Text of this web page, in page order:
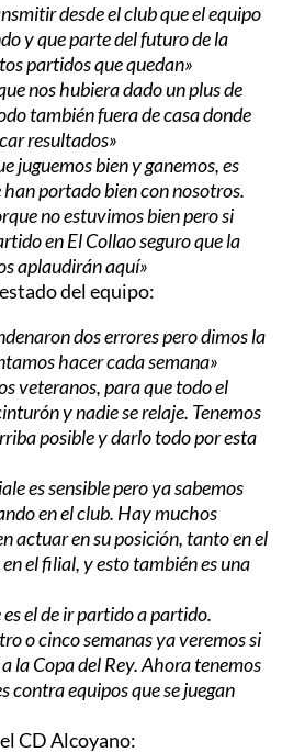
desde el club que el equipo
y que parte del futuro de la
partidos que quedan»
nos hubiera dado un plus de
también fuera de casa donde
resultados»
juguemos bien y ganemos, es
han portado bien con nosotros.
no estuvimos bien pero si
en El Collao seguro que la
aplaudirán aquí»
del equipo:
dos errores pero dimos la
hacer cada semana»
veteranos, para que todo el
y nadie se relaje. Tenemos
posible y darlo todo por esta
es sensible pero ya sabemos
en el club. Hay muchos
actuar en su posición, tanto en el
el filial, y esto también es una
el de ir partido a partido.
o cinco semanas ya veremos si
la Copa del Rey. Ahora tenemos
contra equipos que se juegan
CD Alcoyano: